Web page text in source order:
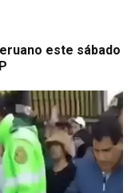
este sábado